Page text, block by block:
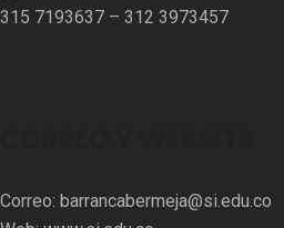
315 7193637 – 312 3973457⁣⁣
Correo: barrancabermeja@si.edu.co